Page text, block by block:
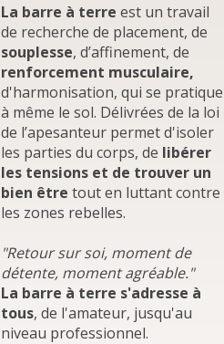
La barre à terre est un travail
de recherche de placement, de
souplesse, d’affinement, de
renforcement musculaire,
d'harmonisation, qui se pratique
à même le sol. Délivrées de la loi
de l’apesanteur permet d'isoler
les parties du corps, de libérer
les tensions et de trouver un
bien être tout en luttant contre
les zones rebelles.
"Retour sur soi, moment de
détente, moment agréable."
La barre à terre s'adresse à
tous, de l'amateur, jusqu'au
niveau professionnel.